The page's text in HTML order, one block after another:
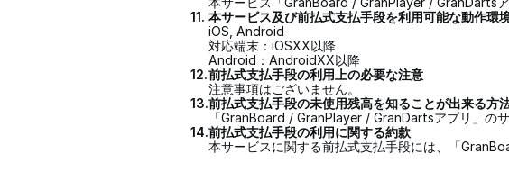
11. 本サービス及び前払式支払手段を利用可能な動作環
iOS, Android
対応端末：iOSXX以降
Android：AndroidXX以降
12.前払式支払手段の利用上の必要な注意
注意事項はございません。
13.前払式支払手段の未使用残高を知ることが出来る方
「GranBoard / GranPlayer / GranDartsアプリ」の
14.前払式支払手段の利用に関する約款
本サービスに関する前払式支払手段には、「